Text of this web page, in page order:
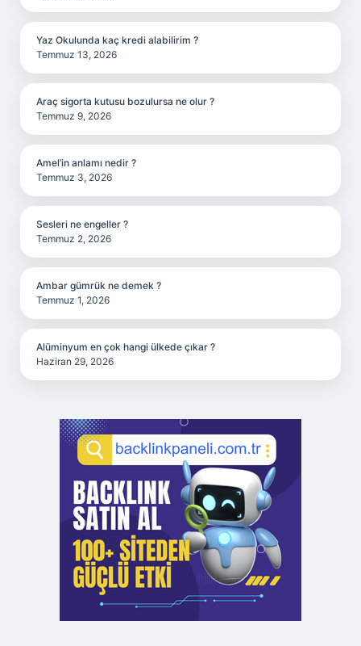
Yaz Okulunda kaç kredi alabilirim ?
Temmuz 13, 2026
Araç sigorta kutusu bozulursa ne olur ?
Temmuz 9, 2026
Amel’in anlamı nedir ?
Temmuz 3, 2026
Sesleri ne engeller ?
Temmuz 2, 2026
Ambar gümrük ne demek ?
Temmuz 1, 2026
Alüminyum en çok hangi ülkede çıkar ?
Haziran 29, 2026